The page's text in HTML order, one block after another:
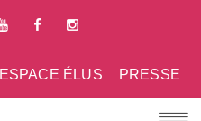
PRESSE
ESPACE ÉLUS